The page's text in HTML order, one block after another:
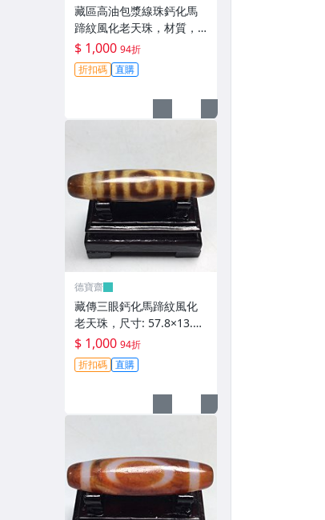
藏區高油包漿線珠鈣化馬
蹄紋風化老天珠，材質，
瑪瑙玉髓，尺寸：49.4×13
左 天珠 瑪瑙 硃砂【德寶
齋】408
$ 1,000 94折
折扣碼 直購
德寶齋
藏傳三眼鈣化馬蹄紋風化
老天珠，尺寸: 57.8×13.3
左右，材質：瑪瑙，玉
髓， 天珠 瑪瑙 硃砂【德寶
齋】407
$ 1,000 94折
折扣碼 直購